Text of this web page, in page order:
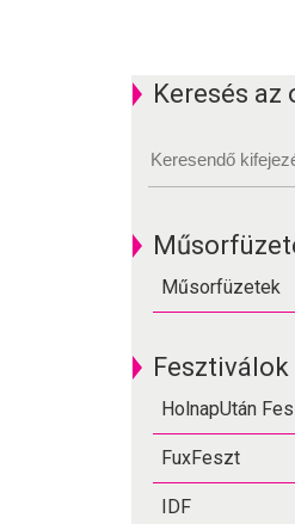
Keresés az
Műsorfüzetek
Fesztiválok
HolnapUtán
FuxFeszt
IDF